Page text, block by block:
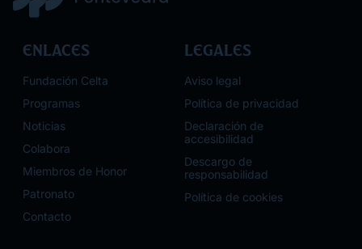
Enlaces
Fundación Celta
Programas
Noticias
Colabora
Miembros de Honor
Patronato
Contacto
Legales
Aviso legal
Política de privacidad
Declaración de
accesibilidad
Descargo de
responsabilidad
Política de cookies